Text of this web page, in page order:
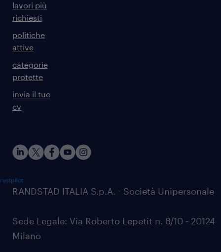
lavori più
richiesti
politiche
attive
categorie
protette
invia il tuo
cv
RANDSTAD ITALIA S.p.A. - Società Unipersonale
Sede Legale: Via Roberto Lepetit n. 8/10 - 20124
Milano